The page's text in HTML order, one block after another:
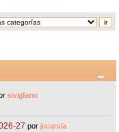
sivigliano
27 porjocarvia